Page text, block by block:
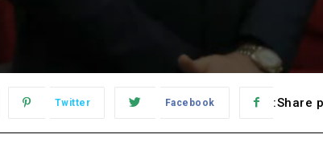
Share
Facebook
Twitter